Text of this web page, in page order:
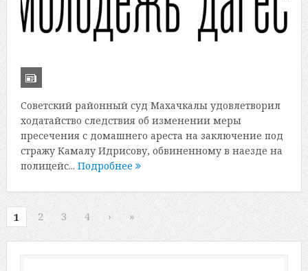
Советский районный суд Махачкалы удовлетворил
ходатайство следствия об изменении меры
пресечения с домашнего ареста на заключение под
стражу Камалу Идрисову, обвиненному в наезде на
полицейс... Подробнее
1 2 3 4 › »